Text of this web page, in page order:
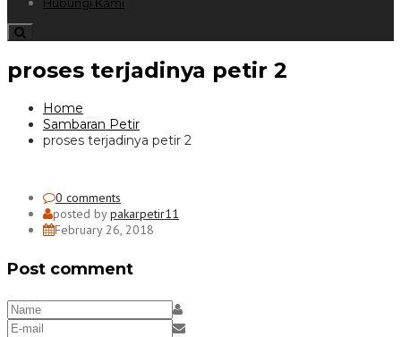
proses terjadinya petir 2
Home
Sambaran Petir
proses terjadinya petir 2
0 comments
posted bypakarpetir11
February 26, 2018
Post comment